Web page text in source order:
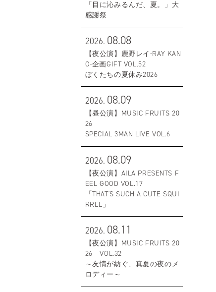
「目に沁みるんだ、夏。」大
感謝祭
2026. 08.08
【夜公演】鹿野レイ-RAY KAN
O-企画GIFT VOL.52
ぼくたちの夏休み2026
2026. 08.09
【昼公演】MUSIC FRUITS 20
26
SPECIAL 3MAN LIVE VOL.6
2026. 08.09
【夜公演】AILA PRESENTS F
EEL GOOD VOL.17
「THAT'S SUCH A CUTE SQUI
RREL」
2026. 08.11
【夜公演】MUSIC FRUITS 20
26 VOL.32
～友情が紡ぐ、真夏の夜のメ
ロディー～